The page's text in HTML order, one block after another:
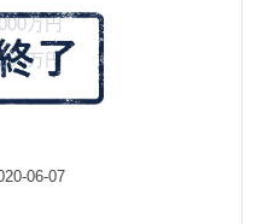
万円
万円
06-07